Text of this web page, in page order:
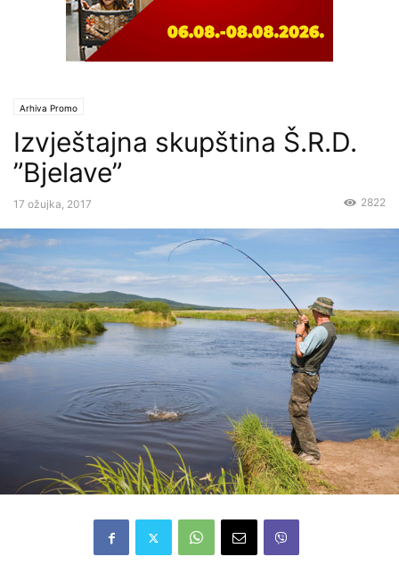
Arhiva Promo
Izvještajna skupština Š.R.D.
”Bjelave”
17 ožujka, 2017 2822